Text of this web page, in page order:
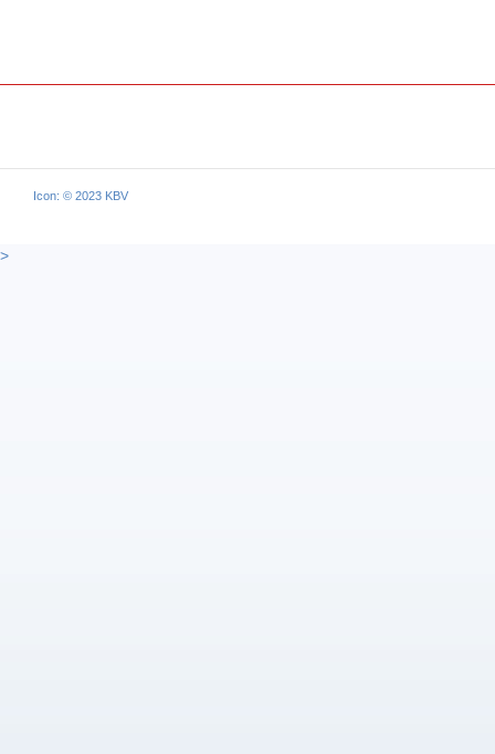
Icon: © 2023 KBV
>